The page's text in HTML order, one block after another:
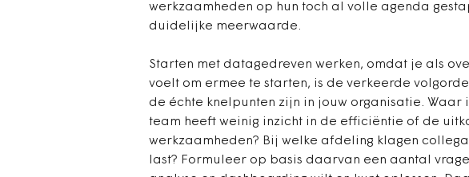
werkzaamheden op hun toch al volle agenda
duidelijke meerwaarde.
Starten met datagedreven werken, omdat je als
voelt om ermee te starten, is de verkeerde
de échte knelpunten zijn in jouw organisatie. Waar
team heeft weinig inzicht in de efficiëntie of de
werkzaamheden? Bij welke afdeling klagen
last? Formuleer op basis daarvan een aantal